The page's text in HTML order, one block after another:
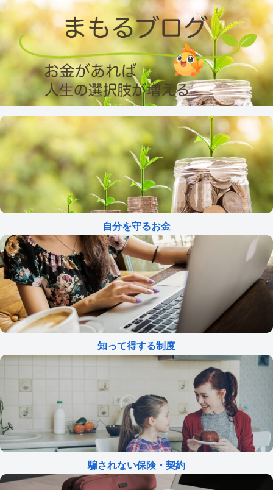
自分を守るお金
知って得する制度
騙されない保険・契約